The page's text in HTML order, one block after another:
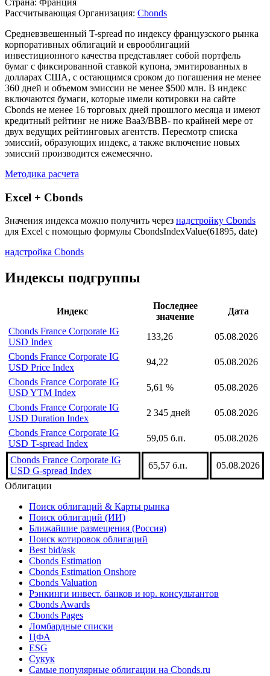
Страна: Франция
Рассчитывающая Организация: Cbonds
Средневзвешенный T-spread по индексу французского рынка
корпоративных облигаций и еврооблигаций
инвестиционного качества представляет собой портфель
бумаг с фиксированной ставкой купона, эмитированных в
долларах США, с остающимся сроком до погашения не менее
360 дней и объемом эмиссии не менее $500 млн. В индекс
включаются бумаги, которые имели котировки на сайте
Cbonds не менее 16 торговых дней прошлого месяца и имеют
кредитный рейтинг не ниже Вaa3/ВBB- по крайней мере от
двух ведущих рейтинговых агентств. Пересмотр списка
эмиссий, образующих индекс, а также включение новых
эмиссий производится ежемесячно.
Методика расчета
Excel + Cbonds
Значения индекса можно получить через надстройку Cbonds
для Excel с помощью формулы CbondsIndexValue(61895, date)
надстройка Cbonds
Индексы подгруппы
Индекс
Последнее
значение
Дата
Cbonds France Corporate IG
USD Index
133,26
05.08.2026
Cbonds France Corporate IG
USD Price Index
94,22
05.08.2026
Cbonds France Corporate IG
USD YTM Index
5,61 %
05.08.2026
Cbonds France Corporate IG
USD Duration Index
2 345 дней
05.08.2026
Cbonds France Corporate IG
USD T-spread Index
59,05 б.п. 05.08.2026
Cbonds France Corporate IG
USD G-spread Index
65,57 б.п.
05.08.2026
Облигации
Поиск облигаций & Карты рынка
Поиск облигаций (ИИ)
Ближайшие размещения (Россия)
Поиск котировок облигаций
Best bid/ask
Cbonds Estimation
Cbonds Estimation Onshore
Cbonds Valuation
Рэнкинги инвест. банков и юр. консультантов
Cbonds Awards
Cbonds Pages
Ломбардные списки
ЦФА
ESG
Сукук
Самые популярные облигации на Cbonds.ru